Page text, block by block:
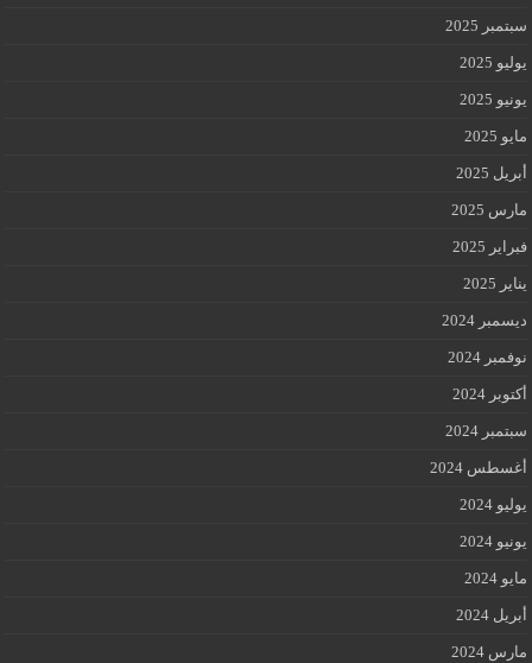
سبتمبر 2025
يوليو 2025
يونيو 2025
مايو 2025
أبريل 2025
مارس 2025
فبراير 2025
يناير 2025
ديسمبر 2024
نوفمبر 2024
أكتوبر 2024
سبتمبر 2024
أغسطس 2024
يوليو 2024
يونيو 2024
مايو 2024
أبريل 2024
مارس 2024